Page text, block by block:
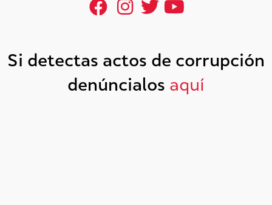
Si detectas actos de corrupción
denúncialos aquí